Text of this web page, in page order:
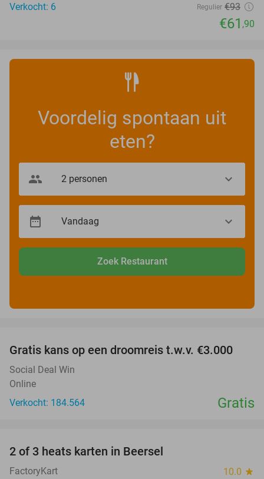
Verkocht: 6
Regulier €93
€61 ,90
Voordelig spontaan uit
eten?
Zoek Restaurant
Gratis kans op een droomreis t.w.v. €3.000
Social Deal Win
Online
Verkocht: 184.564
Gratis
2 of 3 heats karten in Beersel
FactoryKart 10.0 star